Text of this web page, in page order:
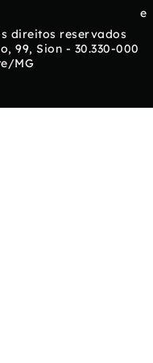
e
direitos reservados
99, Sion - 30.330-000
MG